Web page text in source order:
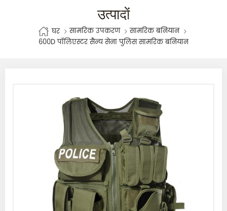
उत्पादों
घर सामरिक उपकरण
सामरिक बनियान
600D पॉलिएस्टर सैन्य सेना पुलिस सामरिक बनियान